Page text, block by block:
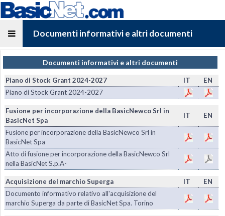
Documenti informativi e altri documenti
Documenti informativi e altri documenti
Piano di Stock Grant 2024-2027 IT
EN
Piano di Stock Grant 2024-2027
Fusione per incorporazione della BasicNewco Srl in
BasicNet Spa
IT EN
Fusione per incorporazione della BasicNewco Srl in
BasicNet Spa
Atto di fusione per incorporazione della BasicNewco Srl
nella BasicNet S.p.A-
Acquisizione del marchio Superga IT
EN
Documento informativo relativo all'acquisizione del
marchio Superga da parte di BasicNet Spa. Torino